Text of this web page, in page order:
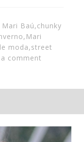
Baú,chunky
, Mari
moda,street
comment